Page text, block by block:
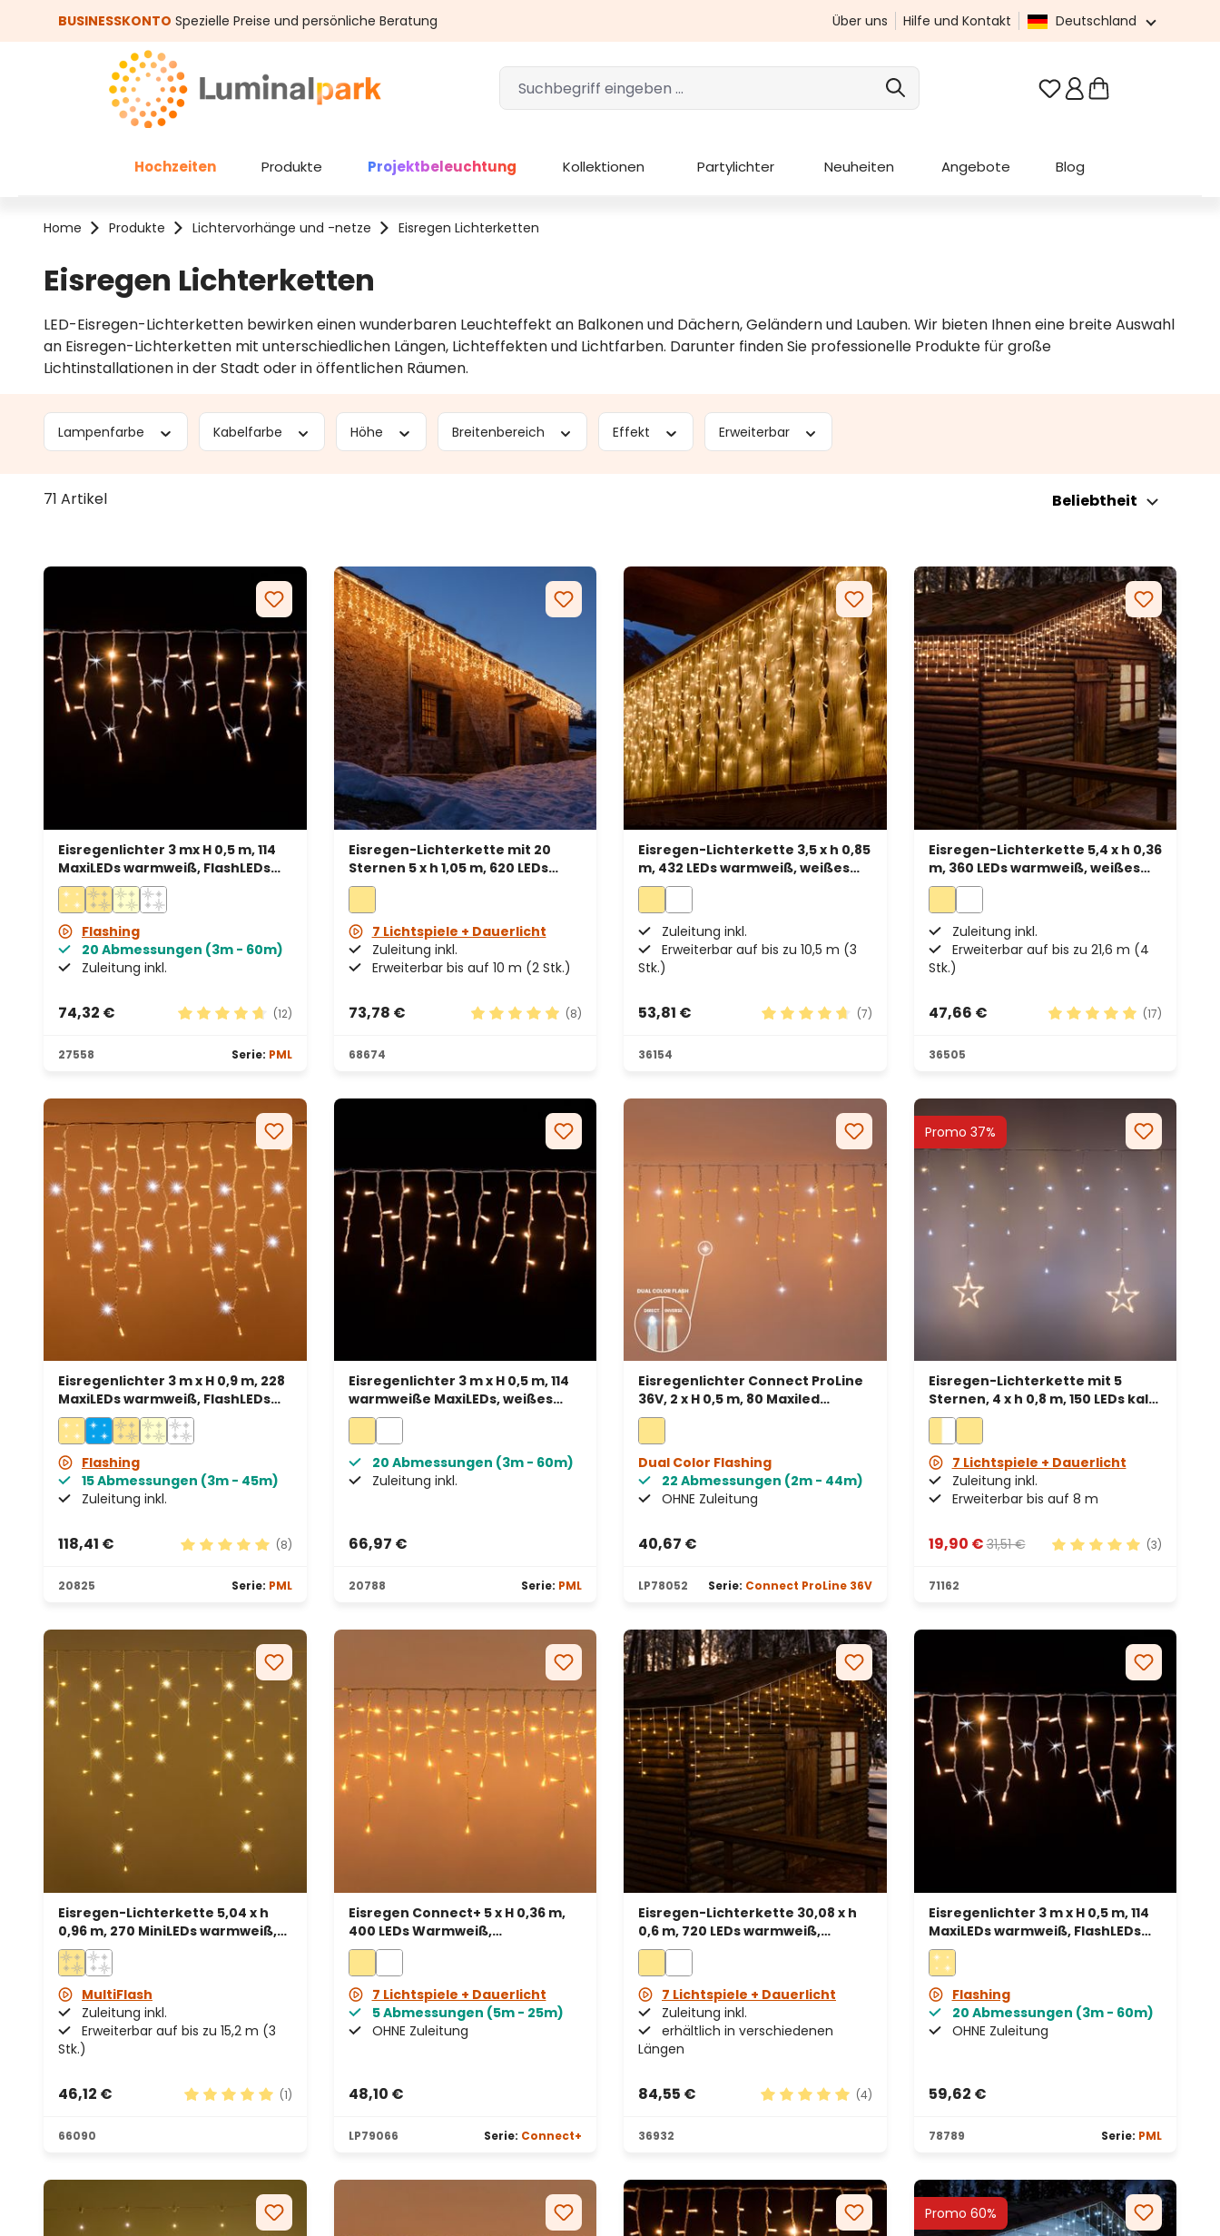
Hauptinhalt springen
Zur Suche springen
BUSINESSKONTO Spezielle Preise und persönliche Beratung Über uns Hilfe und Kontakt Deutschland
Du hast 0 Produkte
Hochzeiten Produkte Projektbeleuchtung Kollektionen Partylichter Neuheiten Angebote Blog
Home Produkte Lichtervorhänge und -netze Eisregen Lichterketten
Eisregen Lichterketten
LED-Eisregen-Lichterketten bewirken einen wunderbaren Leuchteffekt an Balkonen und Dächern, Geländern und Lauben. Wir bieten Ihnen eine breite Auswahl
an Eisregen-Lichterketten mit unterschiedlichen Längen, Lichteffekten und Lichtfarben. Darunter finden Sie professionelle Produkte für große
Lichtinstallationen in der Stadt oder in öffentlichen Räumen.
Lampenfarbe Kabelfarbe Höhe Breitenbereich Effekt Erweiterbar
71 Artikel Beliebtheit
Eisregenlichter 3 mx H 0,5 m, 114
MaxiLEDs warmweiß, FlashLEDs
kaltweiß, weißes Kabel,
erweiterbar, IP67
Flashing
20 Abmessungen (3m - 60m)
Zuleitung inkl.
74,32 €
(12)
27558 Serie: PML
Eisregen-Lichterkette mit 20
Sternen 5 x h 1,05 m, 620 LEDs
warmweiß, erweiterbar
7 Lichtspiele + Dauerlicht
Zuleitung inkl.
Erweiterbar bis auf 10 m (2 Stk.)
73,78 €
(8)
68674
Eisregen-Lichterkette 3,5 x h 0,85
m, 432 LEDs warmweiß, weißes
Kabel, erweiterbar
Zuleitung inkl.
Erweiterbar auf bis zu 10,5 m (3
Stk.)
53,81 €
(7)
36154
Eisregen-Lichterkette 5,4 x h 0,36
m, 360 LEDs warmweiß, weißes
Kabel, erweiterbar
Zuleitung inkl.
Erweiterbar auf bis zu 21,6 m (4
Stk.)
47,66 €
(17)
36505
Eisregenlichter 3 m x H 0,9 m, 228
MaxiLEDs warmweiß, FlashLEDs
kaltweiß, weißes Kabel,
erweiterbar, IP67
Flashing
15 Abmessungen (3m - 45m)
Zuleitung inkl.
118,41 €
(8)
20825 Serie: PML
Eisregenlichter 3 m x H 0,5 m, 114
warmweiße MaxiLEDs, weißes
Kabel, erweiterbar, IP67
20 Abmessungen (3m - 60m)
Zuleitung inkl.
66,97 €
20788 Serie: PML
Eisregenlichter Connect ProLine
36V, 2 x H 0,5 m, 80 Maxiled
warmweiß, transparentes Kabel
Dual Color Flashing
22 Abmessungen (2m - 44m)
OHNE Zuleitung
40,67 €
LP78052 Serie: Connect ProLine 36V
Promo 37%
Eisregen-Lichterkette mit 5
Sternen, 4 x h 0,8 m, 150 LEDs kalt-
und warmweiß, erweiterbar
7 Lichtspiele + Dauerlicht
Zuleitung inkl.
Erweiterbar bis auf 8 m
19,90 €31,51 € (3)
71162
Eisregen-Lichterkette 5,04 x h
0,96 m, 270 MiniLEDs warmweiß,
weißes Kabel, erweiterbar
MultiFlash
Zuleitung inkl.
Erweiterbar auf bis zu 15,2 m (3
Stk.)
46,12 €
(1)
66090
Eisregen Connect+ 5 x H 0,36 m,
400 LEDs Warmweiß,
transparentes Kabel,
7 Lichtspiele + Dauerlicht
5 Abmessungen (5m - 25m)
OHNE Zuleitung
48,10 €
LP79066 Serie: Connect+
Eisregen-Lichterkette 30,08 x h
0,6 m, 720 LEDs warmweiß,
weißes Kabel
7 Lichtspiele + Dauerlicht
Zuleitung inkl.
erhältlich in verschiedenen
Längen
84,55 €
(4)
36932
Eisregenlichter 3 m x H 0,5 m, 114
MaxiLEDs warmweiß, FlashLEDs
kaltweiß, weißes Kabel,
erweiterbar, IP67
Flashing
20 Abmessungen (3m - 60m)
OHNE Zuleitung
59,62 €
78789 Serie: PML
Promo 60%